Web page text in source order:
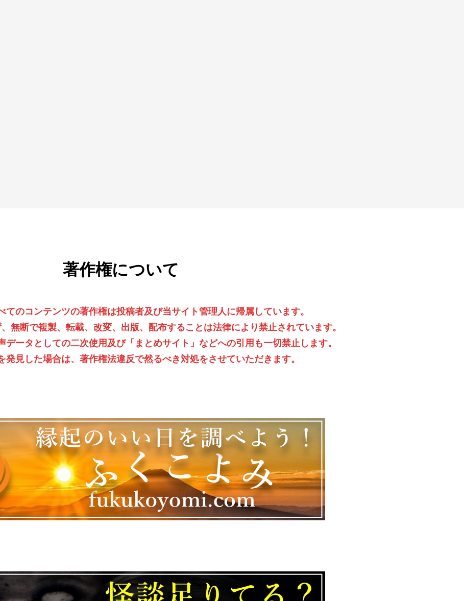
著作権について
てのコンテンツの著作権は投稿者及び当サイト管理人に帰属しています。
無断で複製、転載、改変、出版、配布することは法律により禁止されています。
データとしての二次使用及び「まとめサイト」などへの引用も一切禁止します。
発見した場合は、著作権法違反で然るべき対処をさせていただきます。